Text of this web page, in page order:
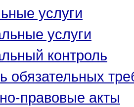
услуги
услуги
контроль
обязательных
правовые акты